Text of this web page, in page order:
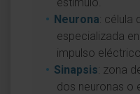
Neurona: célula
especializada
impulso
Sinapsis: zona
dos neuronas o